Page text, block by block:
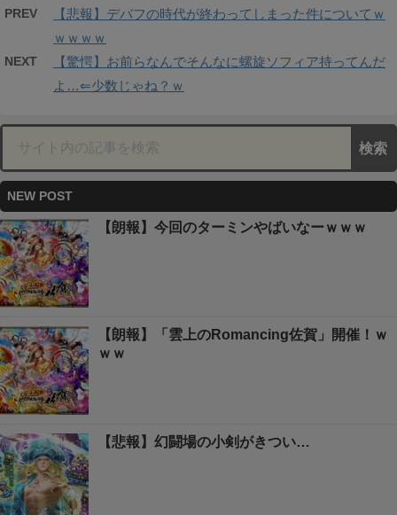
PREV
【悲報】デバフの時代が終わってしまった件についてｗ
ｗｗｗｗ
NEXT
【驚愕】お前らなんでそんなに螺旋ソフィア持ってんだ
よ…⇐少数じゃね？ｗ
NEW POST
【朗報】今回のターミンやばいなーｗｗｗ
【朗報】「雲上のRomancing佐賀」開催！ｗ
ｗｗ
【悲報】幻闘場の小剣がきつい…